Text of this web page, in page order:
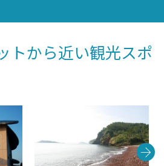
トから近い観光スポ